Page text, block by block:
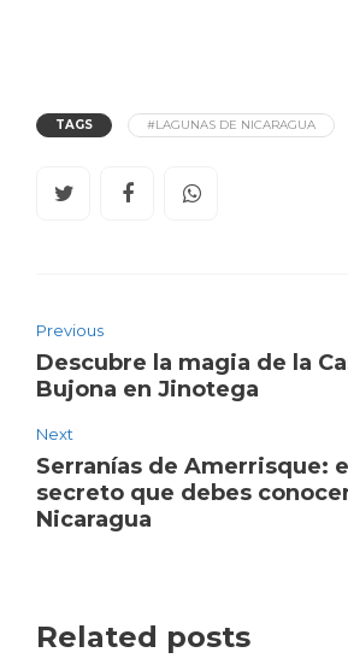
TAGS #LAGUNAS DE NICARAGUA
Previous
Descubre la magia de la
Bujona en Jinotega
Next
Serranías de Amerrisque:
secreto que debes
Nicaragua
Related posts